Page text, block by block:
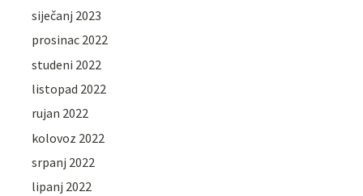
siječanj 2023
prosinac 2022
studeni 2022
listopad 2022
rujan 2022
kolovoz 2022
srpanj 2022
lipanj 2022